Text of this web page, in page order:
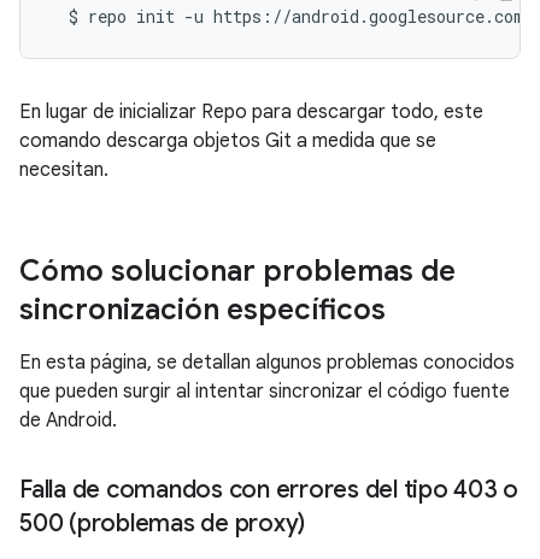
$ repo init -u https://
En lugar de inicializar Repo para descargar todo, este
comando descarga objetos Git a medida que se
necesitan.
Cómo solucionar problemas de
sincronización específicos
En esta página, se detallan algunos problemas conocidos
que pueden surgir al intentar sincronizar el código fuente
de Android.
Falla de comandos con errores del tipo 403 o
500 (problemas de proxy)